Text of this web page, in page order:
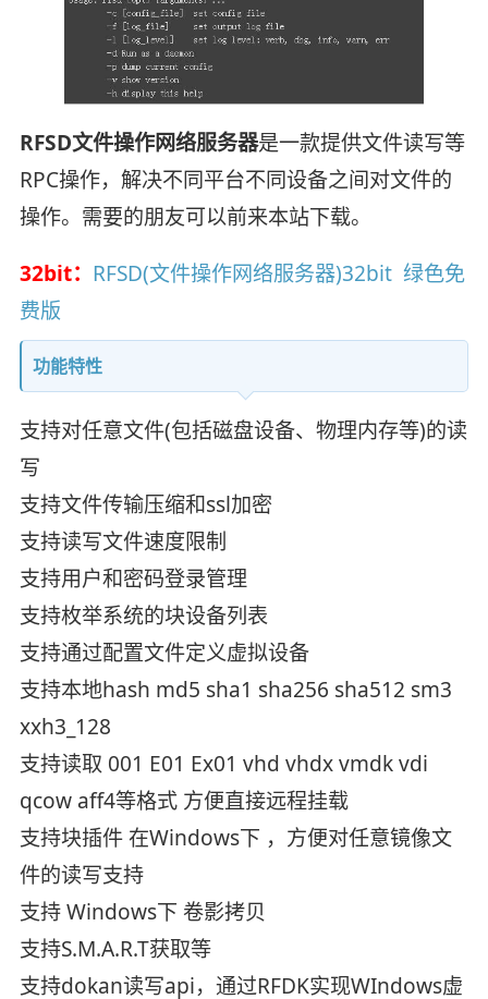
RFSD文件操作网络服务器是一款提供文件读写等
RPC操作，解决不同平台不同设备之间对文件的
操作。需要的朋友可以前来本站下载。
32bit： RFSD(文件操作网络服务器)32bit 绿色免
费版
功能特性
支持对任意文件(包括磁盘设备、物理内存等)的读
写
支持文件传输压缩和ssl加密
支持读写文件速度限制
支持用户和密码登录管理
支持枚举系统的块设备列表
支持通过配置文件定义虚拟设备
支持本地hash md5 sha1 sha256 sha512 sm3
xxh3_128
支持读取 001 E01 Ex01 vhd vhdx vmdk vdi
qcow aff4等格式 方便直接远程挂载
支持块插件 在Windows下 ，方便对任意镜像文
件的读写支持
支持 Windows下 卷影拷贝
支持S.M.A.R.T获取等
支持dokan读写api，通过RFDK实现WIndows虚